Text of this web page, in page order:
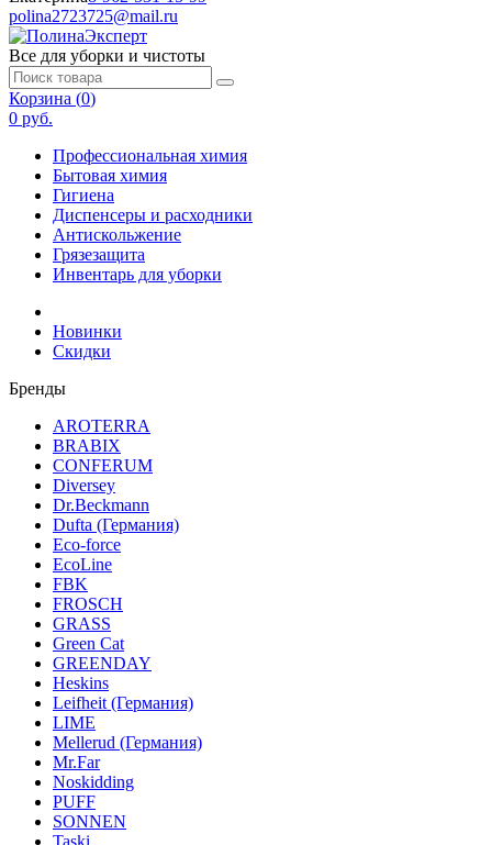
polina2723725@mail.ru
Все для уборки и чистоты
Корзина (0)
0 руб.
Профессиональная химия
Бытовая химия
Гигиена
Диспенсеры и расходники
Антискольжение
Грязезащита
Инвентарь для уборки
Новинки
Скидки
Бренды
AROTERRA
BRABIX
CONFERUM
Diversey
Dr.Beckmann
Dufta (Германия)
Eco-force
EcoLine
FBK
FROSCH
GRASS
Green Cat
GREENDAY
Heskins
Leifheit (Германия)
LIME
Mellerud (Германия)
Mr.Far
Noskidding
PUFF
SONNEN
Taski